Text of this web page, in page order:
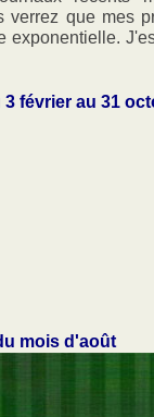
verrez que mes
exponentielle.
février au 31
mois d'août